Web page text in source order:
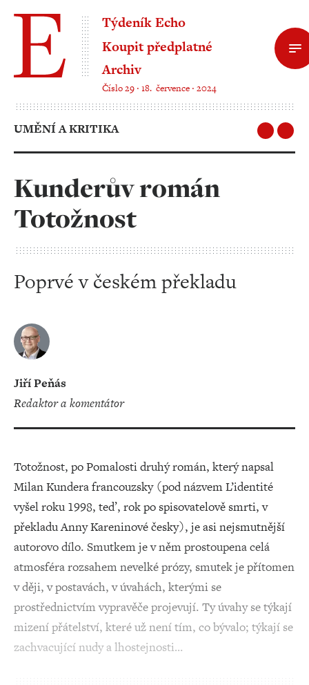
Týdeník Echo
Koupit předplatné
Archiv
Číslo 29 ‧ 18. července ‧ 2024
UMĚNÍ A KRITIKA
Kunderův román
Totožnost
Poprvé v českém překladu
Jiří Peňás
redaktor a komentátor
Totožnost, po Pomalosti druhý román, který napsal
Milan Kundera francouzsky (pod názvem L’identité
vyšel roku 1998, teď, rok po spisovatelově smrti, v
překladu Anny Kareninové česky), je asi nejsmutnější
autorovo dílo. Smutkem je v něm prostoupena celá
atmosféra rozsahem nevelké prózy, smutek je přítomen
v ději, v postavách, v úvahách, kterými se
prostřednictvím vypravěče projevují. Ty úvahy se týkají
mizení přátelství, které už není tím, co bývalo; týkají se
zachvacující nudy a lhostejnosti…